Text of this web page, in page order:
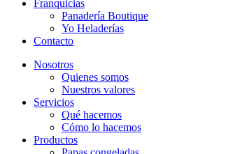
Franquicias
Panadería Boutique
Yo Heladerías
Contacto
Nosotros
Quienes somos
Nuestros valores
Servicios
Qué hacemos
Cómo lo hacemos
Productos